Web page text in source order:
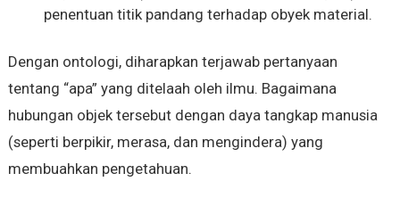
penentuan titik pandang terhadap obyek material.
Dengan ontologi, diharapkan terjawab pertanyaan
tentang “apa” yang ditelaah oleh ilmu. Bagaimana
hubungan objek tersebut dengan daya tangkap manusia
(seperti berpikir, merasa, dan mengindera) yang
membuahkan pengetahuan.